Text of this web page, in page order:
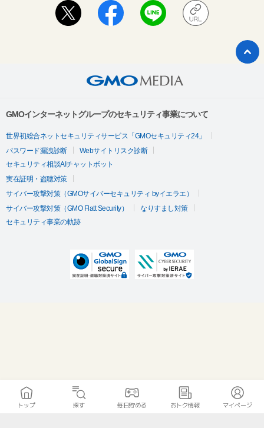
GMOインターネットグループのセキュリティ事業について
世界初総合ネットセキュリティサービス「GMOセキュリティ24」
パスワード漏洩診断
Webサイトリスク診断
セキュリティ相談AIチャットボット
実在証明・盗聴対策
サイバー攻撃対策（GMOサイバーセキュリティ byイエラエ）
サイバー攻撃対策（GMO Flatt Security）
なりすまし対策
セキュリティ事業の軌跡
トップ 探す 毎日貯める おトク情報 マイページ